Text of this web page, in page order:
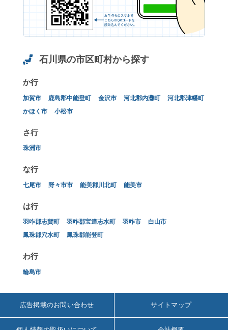
石川県の市区町村から探す
か行
加賀市 鹿島郡中能登町 金沢市 河北郡内灘町
河北郡津幡町
かほく市
小松市
さ行
珠洲市
な行
七尾市 野々市市 能美郡川北町 能美市
は行
羽咋郡志賀町 羽咋郡宝達志水町 羽咋市
白山市
鳳珠郡穴水町
鳳珠郡能登町
わ行
輪島市
広告掲載のお問い合わせ サイトマップ